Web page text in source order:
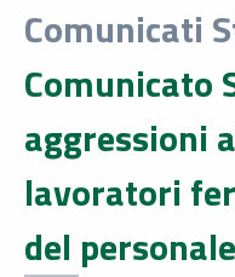
Comunicati
Comunicato
aggressioni
lavoratori
del